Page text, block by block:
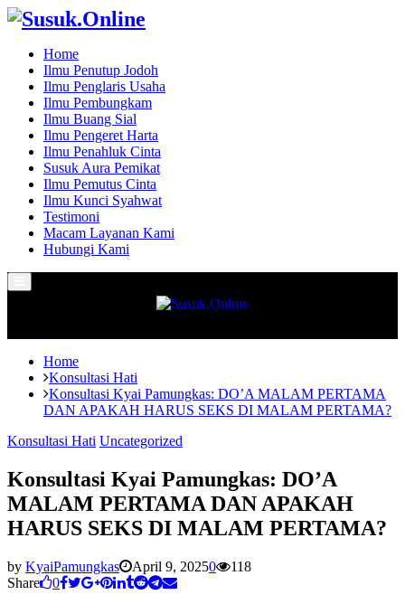
Home
Ilmu Penutup Jodoh
Ilmu Penglaris Usaha
Ilmu Pembungkam
Ilmu Buang Sial
Ilmu Pengeret Harta
Ilmu Penahluk Cinta
Susuk Aura Pemikat
Ilmu Pemutus Cinta
Ilmu Kunci Syahwat
Testimoni
Macam Layanan Kami
Hubungi Kami
Menu
Home
Konsultasi Hati
Konsultasi Kyai Pamungkas: DO’A MALAM PERTAMA
DAN APAKAH HARUS SEKS DI MALAM PERTAMA?
Konsultasi Hati Uncategorized
Konsultasi Kyai Pamungkas: DO’A
MALAM PERTAMA DAN APAKAH
HARUS SEKS DI MALAM PERTAMA?
by KyaiPamungkas April 9, 20250
118
Share
0